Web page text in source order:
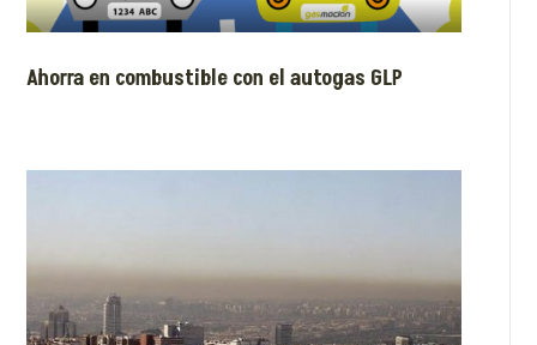
Ahorra en combustible con el autogas GLP